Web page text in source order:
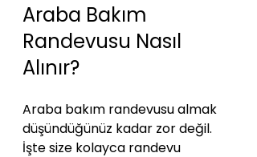
Araba Bakım
Randevusu Nasıl
Alınır?
Araba bakım randevusu almak
düşündüğünüz kadar zor değil.
İşte size kolayca randevu